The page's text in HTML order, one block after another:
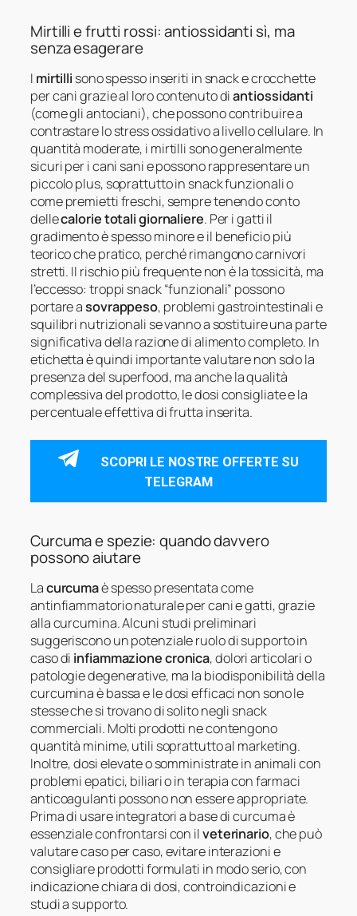
Mirtilli e frutti rossi: antiossidanti sì, ma
senza esagerare
I mirtilli sono spesso inseriti in snack e crocchette
per cani grazie al loro contenuto diantiossidanti
(come gli antociani), che possono contribuire a
contrastare lo stress ossidativo a livello cellulare. In
quantità moderate, i mirtilli sono generalmente
sicuri per i cani sani e possono rappresentare un
piccolo plus, soprattutto in snack funzionali o
come premietti freschi, sempre tenendo conto
dellecalorie totali giornaliere. Per i gatti il
gradimento è spesso minore e il beneficio più
teorico che pratico, perché rimangono carnivori
stretti. Il rischio più frequente non è la tossicità, ma
l’eccesso: troppi snack “funzionali” possono
portare asovrappeso, problemi gastrointestinali e
squilibri nutrizionali se vanno a sostituire una parte
significativa della razione di alimento completo. In
etichetta è quindi importante valutare non solo la
presenza del superfood, ma anche la qualità
complessiva del prodotto, le dosi consigliate e la
percentuale effettiva di frutta inserita.
SCOPRI LE NOSTRE OFFERTE SU
TELEGRAM
Curcuma e spezie: quando davvero
possono aiutare
Lacurcumaè spesso presentata come
antinfiammatorio naturale per cani e gatti, grazie
alla curcumina. Alcuni studi preliminari
suggeriscono un potenziale ruolo di supporto in
caso di infiammazione cronica, dolori articolari o
patologie degenerative, ma la biodisponibilità della
curcumina è bassa e le dosi efficaci non sono le
stesse che si trovano di solito negli snack
commerciali. Molti prodotti ne contengono
quantità minime, utili soprattutto al marketing.
Inoltre, dosi elevate o somministrate in animali con
problemi epatici, biliari o in terapia con farmaci
anticoagulanti possono non essere appropriate.
Prima di usare integratori a base di curcuma è
essenziale confrontarsi con ilveterinario, che può
valutare caso per caso, evitare interazioni e
consigliare prodotti formulati in modo serio, con
indicazione chiara di dosi, controindicazioni e
studi a supporto.